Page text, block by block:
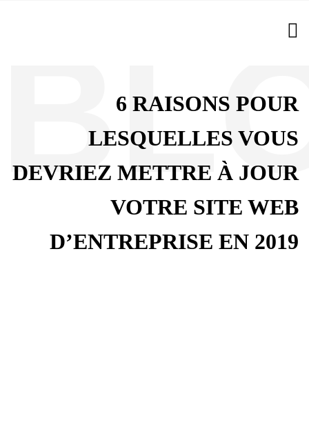
6 RAISONS POUR
LESQUELLES VOUS
DEVRIEZ METTRE À JOUR
VOTRE SITE WEB
D’ENTREPRISE EN 2019